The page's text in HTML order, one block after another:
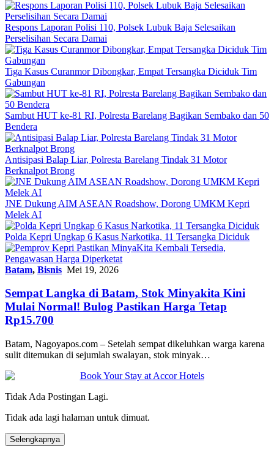
Respons Laporan Polisi 110, Polsek Lubuk Baja Selesaikan
Perselisihan Secara Damai
Tiga Kasus Curanmor Dibongkar, Empat Tersangka Diciduk Tim
Gabungan
Sambut HUT ke-81 RI, Polresta Barelang Bagikan Sembako dan 50
Bendera
Antisipasi Balap Liar, Polresta Barelang Tindak 31 Motor
Berknalpot Brong
JNE Dukung AIM ASEAN Roadshow, Dorong UMKM Kepri
Melek AI
Polda Kepri Ungkap 6 Kasus Narkotika, 11 Tersangka Diciduk
Batam, Bisnis Mei 19, 2026
Sempat Langka di Batam, Stok Minyakita Kini
Mulai Normal! Bulog Pastikan Harga Tetap
Rp15.700
Batam, Nagoyapos.com – Setelah sempat dikeluhkan warga karena
sulit ditemukan di sejumlah swalayan, stok minyak…
Tidak Ada Postingan Lagi.
Tidak ada lagi halaman untuk dimuat.
Selengkapnya